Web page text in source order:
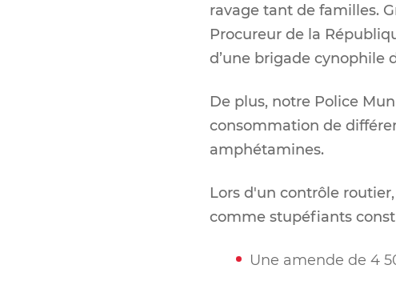
ravage tant de familles.
Procureur de la
d’une brigade cynophile
De plus, notre Police
consommation de
amphétamines.
Lors d'un contrôle
comme stupéfiants
Une amende de 4